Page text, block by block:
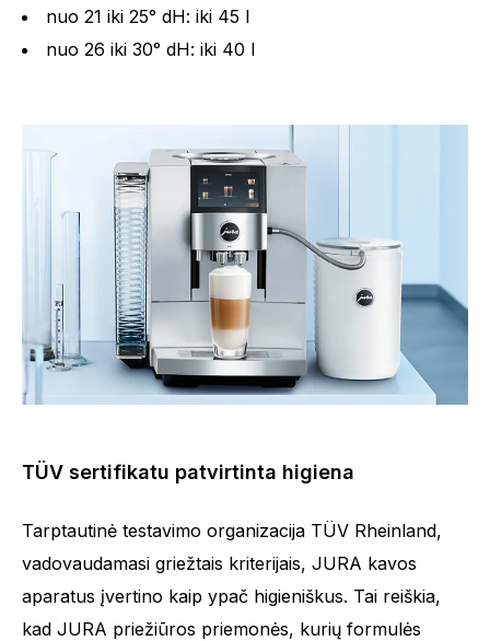
nuo 21 iki 25° dH: iki 45 l
nuo 26 iki 30° dH: iki 40 l
TÜV sertifikatu patvirtinta higiena
Tarptautinė testavimo organizacija TÜV Rheinland,
vadovaudamasi griežtais kriterijais, JURA kavos
aparatus įvertino kaip ypač higieniškus. Tai reiškia,
kad JURA priežiūros priemonės, kurių formulės